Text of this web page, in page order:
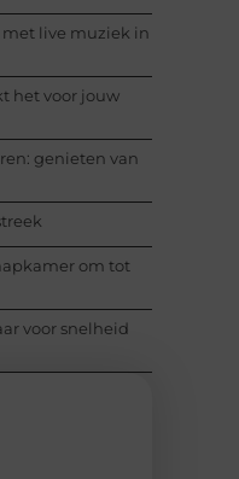
met live muziek in
het voor jouw
genieten van
om tot
voor snelheid